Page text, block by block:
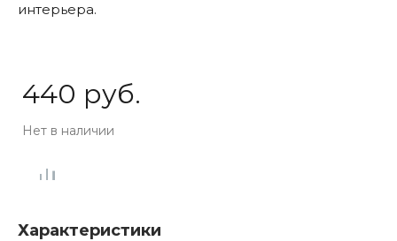
интерьера.
440 руб.
Нет в наличии
Характеристики